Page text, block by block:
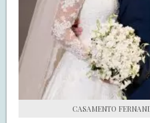
CASAMENTO